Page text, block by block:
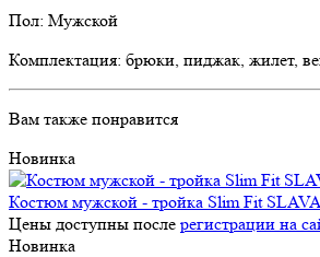
Пол: Мужской
Комплектация: брюки, пиджак, жилет,
Вам также понравится
Новинка
Костюм мужской - тройка Slim Fit
Цены доступны после регистрации на
Новинка